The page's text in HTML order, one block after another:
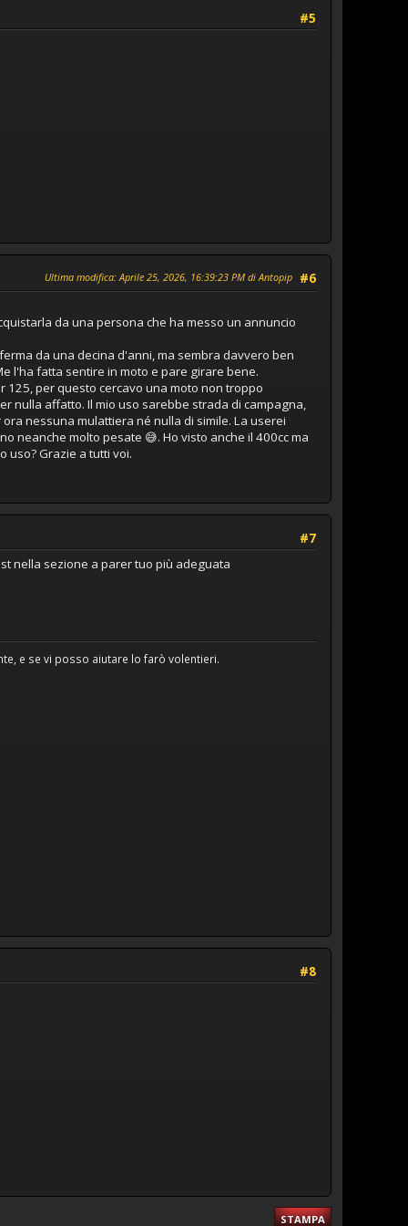
#5
#6
Ultima modifica: Aprile 25, 2026, 16:39:23 PM di Antopip
da una persona che ha messo un annuncio
da una decina d'anni, ma sembra davvero ben
l'ha fatta sentire in moto e pare girare bene.
125, per questo cercavo una moto non troppo
nulla affatto. Il mio uso sarebbe strada di campagna,
nessuna mulattiera né nulla di simile. La userei
neanche molto pesate 😅. Ho visto anche il 400cc ma
uso? Grazie a tutti voi.
#7
nella sezione a parer tuo più adeguata
e se vi posso aiutare lo farò volentieri.
#8
STAMPA